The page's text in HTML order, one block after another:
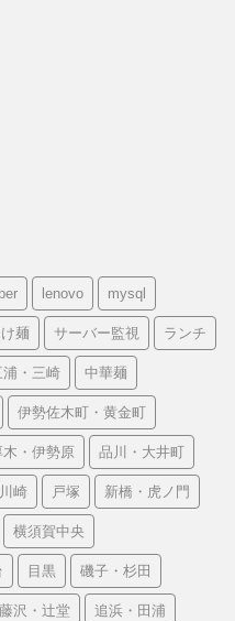
lenovo mysql
麺 サーバー監視 ランチ
浦・三崎 中華麺
伊勢佐木町・黄金町
木・伊勢原 品川・大井町
川崎 戸塚 新橋・虎ノ門
横須賀中央
目黒 磯子・杉田
藤沢・辻堂 追浜・田浦